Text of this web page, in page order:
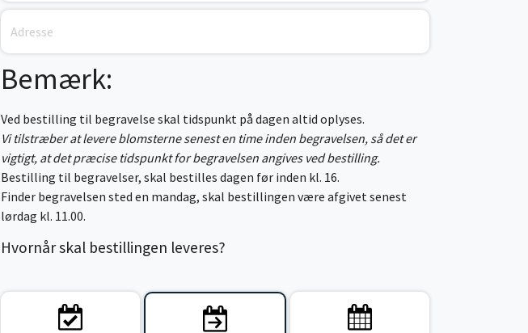
Bemærk:
Ved bestilling til begravelse skal tidspunkt på dagen altid oplyses.
Vi tilstræber at levere blomsterne senest en time inden begravelsen, så det er
vigtigt, at det præcise tidspunkt for begravelsen angives ved bestilling.
Bestilling til begravelser, skal bestilles dagen før inden kl. 16.
Finder begravelsen sted en mandag, skal bestillingen være afgivet senest
lørdag kl. 11.00.
Hvornår skal bestillingen leveres?